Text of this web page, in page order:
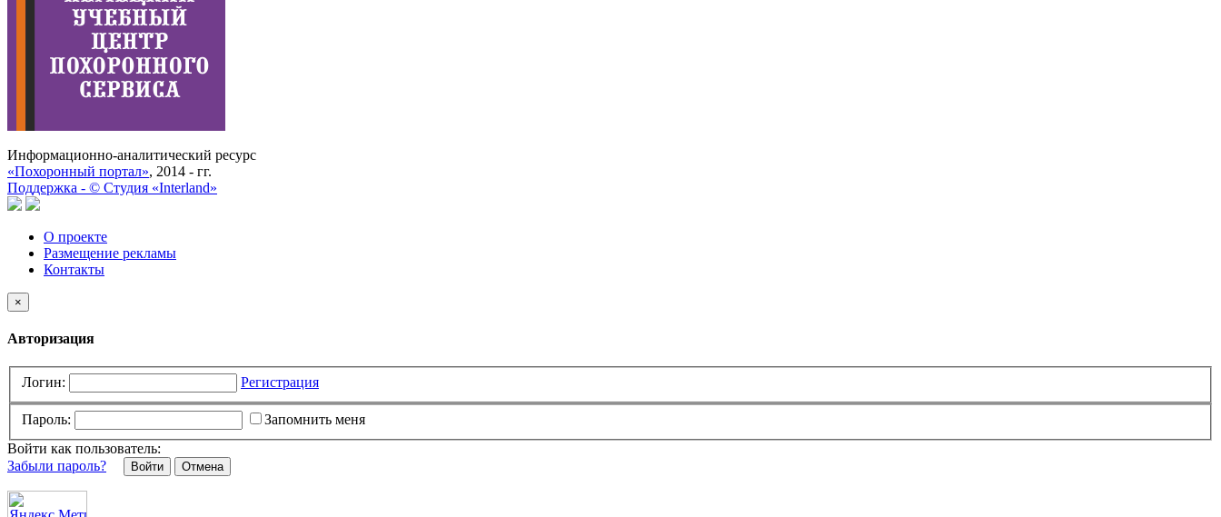
Информационно-аналитический ресурс
«Похоронный портал», 2014 - гг.
Поддержка - © Cтудия «Interland»
О проекте
Размещение рекламы
Контакты
×
Авторизация
Логин: Регистрация
Пароль:
Запомнить меня
Войти как пользователь:
Забыли пароль?
Отмена